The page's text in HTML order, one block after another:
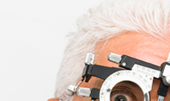
מהיום